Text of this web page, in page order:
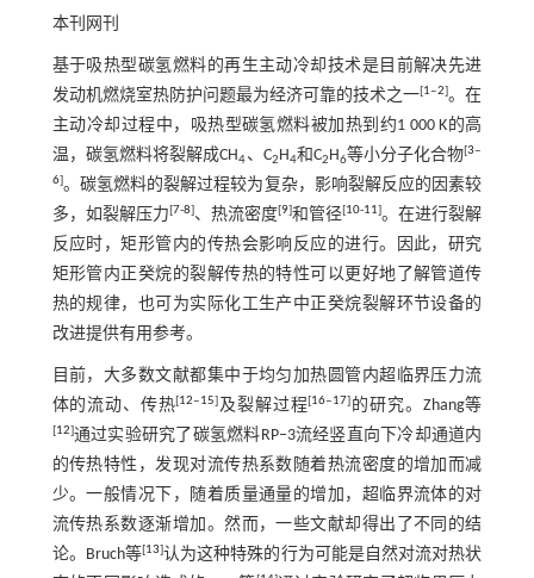
本刊网刊
基于吸热型碳氢燃料的再生主动冷却技术是目前解决先进
发动机燃烧室热防护问题最为经济可靠的技术之一[1‒2]。在
主动冷却过程中，吸热型碳氢燃料被加热到约1 000 K的高
温，碳氢燃料将裂解成CH4、C2H4和C2H6等小分子化合物[3‒
6]。碳氢燃料的裂解过程较为复杂，影响裂解反应的因素较
多，如裂解压力[7-8]、热流密度[9]和管径[10-11]。在进行裂解
反应时，矩形管内的传热会影响反应的进行。因此，研究
矩形管内正癸烷的裂解传热的特性可以更好地了解管道传
热的规律，也可为实际化工生产中正癸烷裂解环节设备的
改进提供有用参考。
目前，大多数文献都集中于均匀加热圆管内超临界压力流
体的流动、传热[12‒15]及裂解过程[16‒17] 的研究。Zhang等
[12]通过实验研究了碳氢燃料RP‒3流经竖直向下冷却通道内
的传热特性，发现对流传热系数随着热流密度的增加而减
少。一般情况下，随着质量通量的增加，超临界流体的对
流传热系数逐渐增加。然而，一些文献却得出了不同的结
论。Bruch等[13]认为这种特殊的行为可能是自然对流对热状